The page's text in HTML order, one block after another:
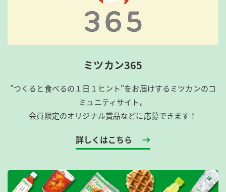
ミツカン365
”つくると食べるの１日１ヒント”をお届けするミツカンのコ
ミュニティサイト。
会員限定のオリジナル賞品などに応募できます！
詳しくはこちら